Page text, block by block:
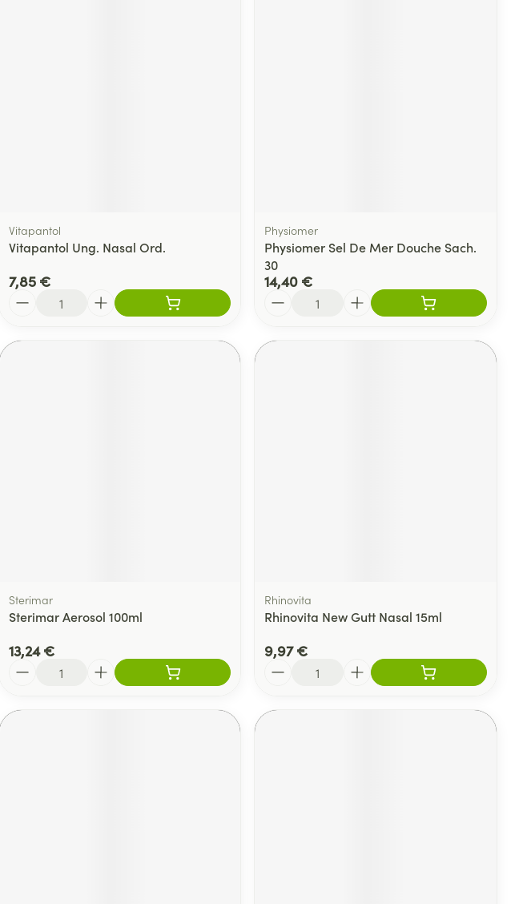
Vitapantol
Vitapantol Ung. Nasal Ord.
7,85 €
Physiomer
Physiomer Sel De Mer Douche Sach.
30
14,40 €
Sterimar
Sterimar Aerosol 100ml
13,24 €
Rhinovita
Rhinovita New Gutt Nasal 15ml
9,97 €